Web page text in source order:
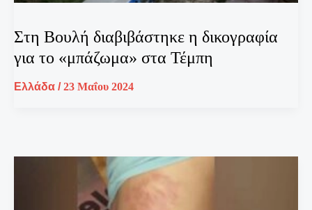
Στη Βουλή διαβιβάστηκε η δικογραφία
για το «μπάζωμα» στα Τέμπη
Ελλάδα /23 Μαΐου 2024